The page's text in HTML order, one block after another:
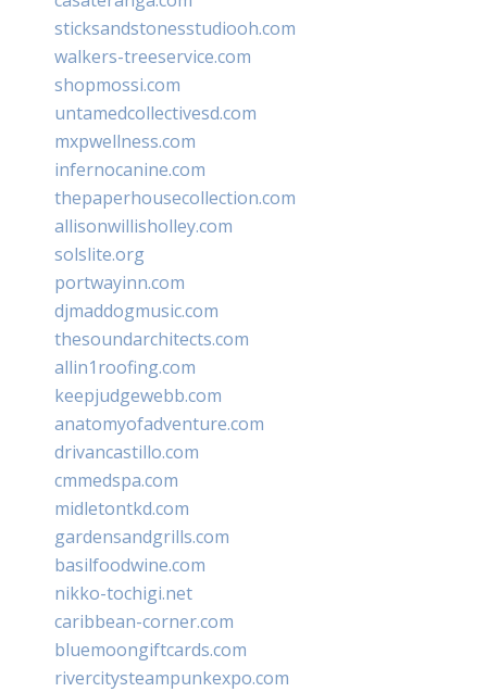
sticksandstonesstudiooh.com
walkers-treeservice.com
shopmossi.com
untamedcollectivesd.com
mxpwellness.com
infernocanine.com
thepaperhousecollection.com
allisonwillisholley.com
solslite.org
portwayinn.com
djmaddogmusic.com
thesoundarchitects.com
allin1roofing.com
keepjudgewebb.com
anatomyofadventure.com
drivancastillo.com
cmmedspa.com
midletontkd.com
gardensandgrills.com
basilfoodwine.com
nikko-tochigi.net
caribbean-corner.com
bluemoongiftcards.com
rivercitysteampunkexpo.com